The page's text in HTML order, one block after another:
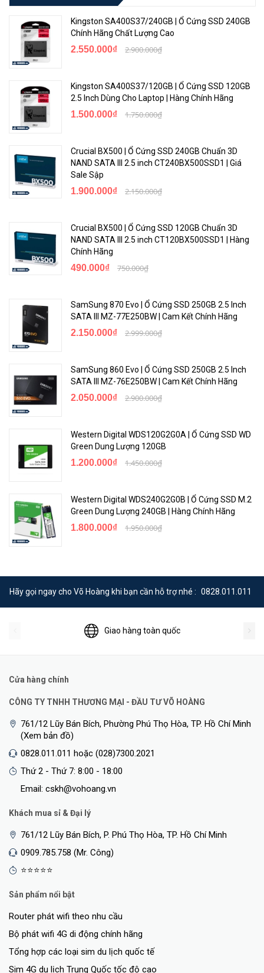
Kingston SA400S37/240GB | Ổ Cứng SSD 240GB
Chính Hãng Chất Lượng Cao
2.550.000₫ 2.900.000₫
Kingston SA400S37/120GB | Ổ Cứng SSD 120GB
2.5 Inch Dùng Cho Laptop | Hàng Chính Hãng
1.500.000₫ 1.750.000₫
Crucial BX500 | Ổ Cứng SSD 240GB Chuẩn 3D
NAND SATA III 2.5 inch CT240BX500SSD1 | Giá
Sale Sập
1.900.000₫ 2.150.000₫
Crucial BX500 | Ổ Cứng SSD 120GB Chuẩn 3D
NAND SATA III 2.5 inch CT120BX500SSD1 | Hàng
Chính Hãng
490.000₫ 750.000₫
SamSung 870 Evo | Ổ Cứng SSD 250GB 2.5 Inch
SATA III MZ-77E250BW | Cam Kết Chính Hãng
2.150.000₫ 2.999.000₫
SamSung 860 Evo | Ổ Cứng SSD 250GB 2.5 Inch
SATA III MZ-76E250BW | Cam Kết Chính Hãng
2.050.000₫ 2.900.000₫
Western Digital WDS120G2G0A | Ổ Cứng SSD WD
Green Dung Lượng 120GB
1.200.000₫ 1.450.000₫
Western Digital WDS240G2G0B | Ổ Cứng SSD M.2
Green Dung Lượng 240GB | Hàng Chính Hãng
1.800.000₫ 1.950.000₫
Hãy gọi ngay cho Võ Hoàng khi bạn cần hỗ trợ nhé : 0828.011.011
Giao hàng toàn quốc
Cửa hàng chính
CÔNG TY TNHH THƯƠNG MẠI - ĐẦU TƯ VÕ HOÀNG
761/12 Lũy Bán Bích, Phường Phú Thọ Hòa, TP. Hồ Chí Minh
(Xem bản đồ)
0828.011.011 hoặc (028)7300.2021
Thứ 2 - Thứ 7: 8:00 - 18:00
Email: cskh@vohoang.vn
Khách mua sỉ & Đại lý
761/12 Lũy Bán Bích, P. Phú Thọ Hòa, TP. Hồ Chí Minh
0909.785.758 (Mr. Công)
⭐⭐⭐⭐⭐
Sản phẩm nổi bật
Router phát wifi theo nhu cầu
Bộ phát wifi 4G di động chính hãng
Tổng hợp các loại sim du lịch quốc tế
Sim 4G du lịch Trung Quốc tốc độ cao